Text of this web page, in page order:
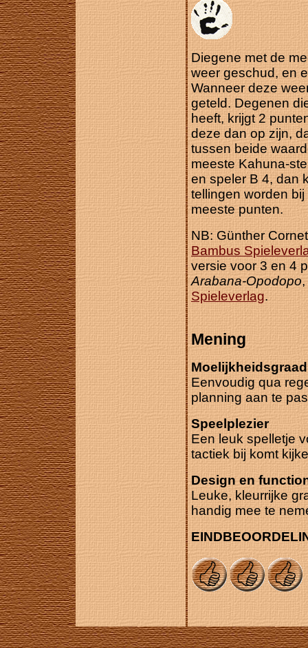
Diegene met de
weer geschud, en
Wanneer deze
geteld. Degenen
heeft, krijgt 2
deze dan op zijn,
tussen beide
meeste Kahuna-
en speler B 4, dan
tellingen worden
meeste punten.
NB: Günther
Bambus
versie voor 3 en 4
Arabana-Opodopo
Spieleverlag.
Mening
Moelijkheidsgraad
Eenvoudig qua
planning aan te
Speelplezier
Een leuk spelletje
tactiek bij komt
Design en
Leuke, kleurrijke
handig mee te